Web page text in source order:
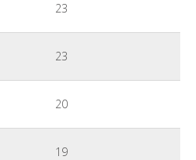
23
23
20
19